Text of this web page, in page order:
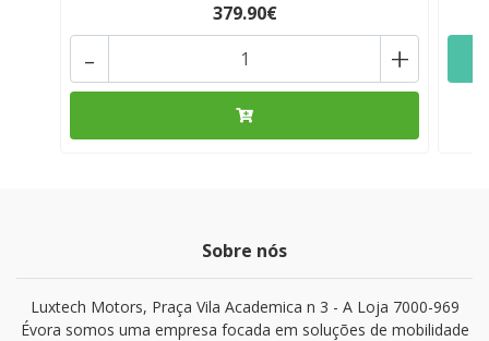
379.90€
+
-
Sobre nós
Luxtech Motors, Praça Vila Academica n 3 - A Loja 7000-969
Évora somos uma empresa focada em soluções de mobilidade